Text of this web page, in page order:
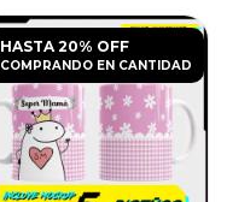
HASTA 20% OFF
COMPRANDO EN CANTIDAD